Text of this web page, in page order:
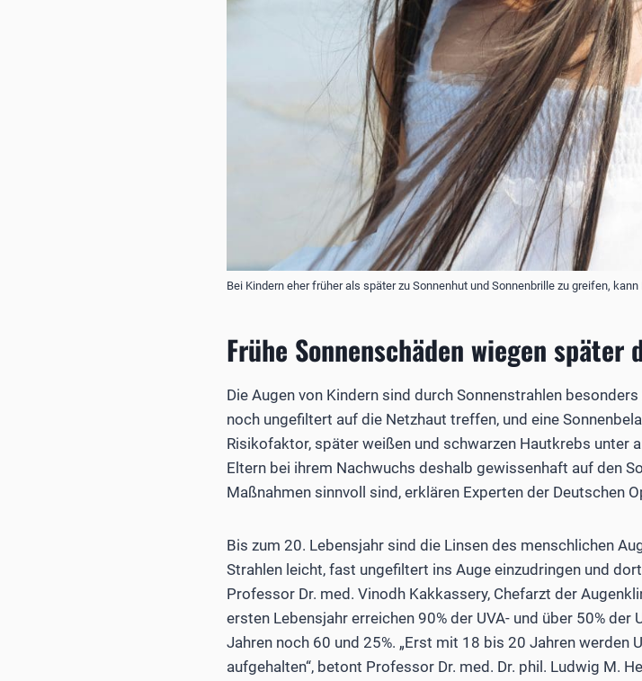
Bei Kindern eher früher als später zu Sonnenhut und Sonnenbrille zu greifen,
Frühe Sonnenschäden wiegen später
Die Augen von Kindern sind durch Sonnenstrahlen
noch ungefiltert auf die Netzhaut treffen, und eine
Risikofaktor, später weißen und schwarzen Hautkrebs unter
Eltern bei ihrem Nachwuchs deshalb gewissenhaft auf den
Maßnahmen sinnvoll sind, erklären Experten der Deutschen
Bis zum 20. Lebensjahr sind die Linsen des menschlichen
Strahlen leicht, fast ungefiltert ins Auge einzudringen und
Professor Dr. med. Vinodh Kakkassery, Chefarzt der
ersten Lebensjahr erreichen 90% der UVA- und über 50%
Jahren noch 60 und 25%. „Erst mit 18 bis 20 Jahren werden
aufgehalten“, betont Professor Dr. med. Dr. phil. Ludwig M.